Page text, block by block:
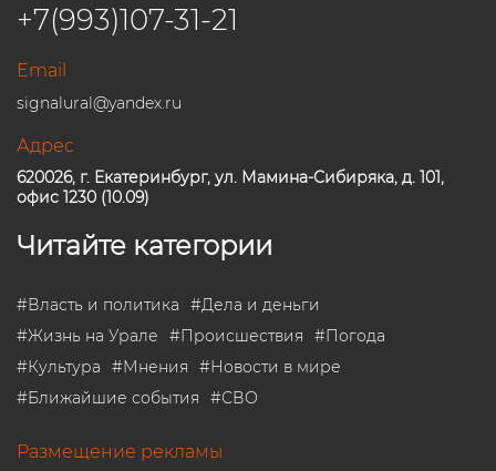
+7(993)107-31-21
Email
signalural@yandex.ru
Адрес
620026, г. Екатеринбург, ул. Мамина-Сибиряка, д. 101,
офис 1230 (10.09)
Читайте категории
#Власть и политика #Дела и деньги
#Жизнь на Урале #Происшествия #Погода
#Культура #Мнения #Новости в мире
#Ближайшие события #СВО
Размещение рекламы